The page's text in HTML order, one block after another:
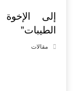
إلى
الطيبات”
مقالات